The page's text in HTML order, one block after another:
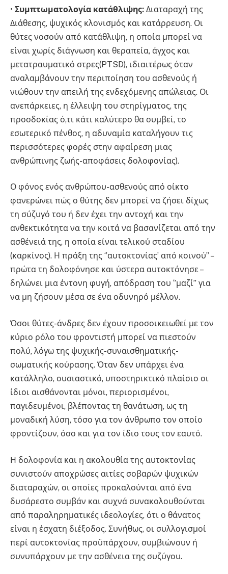
• Συμπτωματολογία κατάθλιψης: Διαταραχή της
Διάθεσης, ψυχικός κλονισμός και κατάρρευση. Οι
θύτες νοσούν από κατάθλιψη, η οποία μπορεί να
είναι χωρίς διάγνωση και θεραπεία, άγχος και
μετατραυματικό στρες(PTSD), ιδιαιτέρως όταν
αναλαμβάνουν την περιποίηση του ασθενούς ή
νιώθουν την απειλή της ενδεχόμενης απώλειας. Οι
ανεπάρκειες, η έλλειψη του στηρίγματος, της
προσδοκίας ό,τι κάτι καλύτερο θα συμβεί, το
εσωτερικό πένθος, η αδυναμία καταλήγουν τις
περισσότερες φορές στην αφαίρεση μιας
ανθρώπινης ζωής-αποφάσεις δολοφονίας).
Ο φόνος ενός ανθρώπου-ασθενούς από οίκτο
φανερώνει πώς ο θύτης δεν μπορεί να ζήσει δίχως
τη σύζυγό του ή δεν έχει την αντοχή και την
ανθεκτικότητα να την κοιτά να βασανίζεται από την
ασθένειά της, η οποία είναι τελικού σταδίου
(καρκίνος). Η πράξη της ‘’αυτοκτονίας’ από κοινού” –
πρώτα τη δολοφόνησε και ύστερα αυτοκτόνησε –
δηλώνει μια έντονη φυγή, απόδραση του ‘’μαζί’’ για
να μη ζήσουν μέσα σε ένα οδυνηρό μέλλον.
Όσοι θύτες-άνδρες δεν έχουν προσοικειωθεί με τον
κύριο ρόλο του φροντιστή μπορεί να πιεστούν
πολύ, λόγω της ψυχικής-συναισθηματικής-
σωματικής κούρασης. Όταν δεν υπάρχει ένα
κατάλληλο, ουσιαστικό, υποστηρικτικό πλαίσιο οι
ίδιοι αισθάνονται μόνοι, περιορισμένοι,
παγιδευμένοι, βλέποντας τη θανάτωση, ως τη
μοναδική λύση, τόσο για τον άνθρωπο τον οποίο
φροντίζουν, όσο και για τον ίδιο τους τον εαυτό.
Η δολοφονία και η ακολουθία της αυτοκτονίας
συνιστούν αποχρώσες αιτίες σοβαρών ψυχικών
διαταραχών, οι οποίες προκαλούνται από ένα
δυσάρεστο συμβάν και συχνά συνακολουθούνται
από παραληρηματικές ιδεολογίες, ότι ο θάνατος
είναι η έσχατη διέξοδος. Συνήθως, οι συλλογισμοί
περί αυτοκτονίας προϋπάρχουν, συμβιώνουν ή
συνυπάρχουν με την ασθένεια της συζύγου.